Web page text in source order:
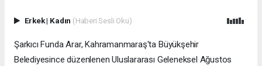
Erkek| Kadın (Haberi Sesli Oku)
Şarkıcı Funda Arar, Kahramanmaraş'ta Büyükşehir
Belediyesince düzenlenen Uluslararası Geleneksel Ağustos